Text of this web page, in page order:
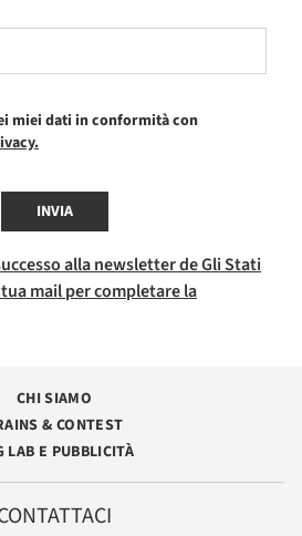
miei dati in conformità con
INVIA
alla newsletter de Gli Stati
mail per completare la
CHI SIAMO
& CONTEST
LAB E PUBBLICITÀ